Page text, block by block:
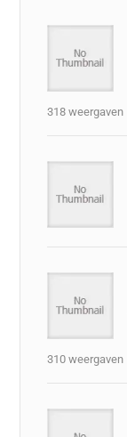
318 weergaven
310 weergaven